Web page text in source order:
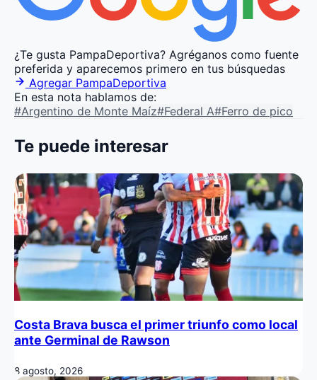
¿Te gusta PampaDeportiva? Agréganos como fuente
preferida y aparecemos primero en tus búsquedas
Agregar PampaDeportiva
En esta nota hablamos de:
#Argentino de Monte Maíz#Federal A#Ferro de pico
Te puede interesar
Costa Brava busca el primer triunfo como local
ante Germinal de Rawson
8 agosto, 2026